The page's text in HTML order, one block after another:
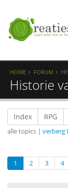
HOME FORUM
Historie
Index RPG
alle topics | verberg
1 2 3 4